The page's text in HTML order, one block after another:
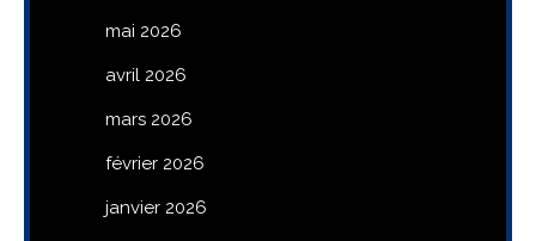
mai 2026
avril 2026
mars 2026
février 2026
janvier 2026